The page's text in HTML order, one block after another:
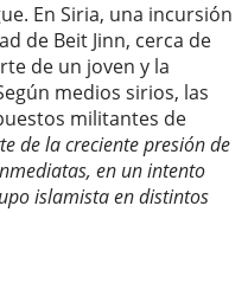
En Siria, una incursión
de Beit Jinn, cerca de
de un joven y la
medios sirios, las
militantes de
de la creciente presión de
en un intento
islamista en distintos